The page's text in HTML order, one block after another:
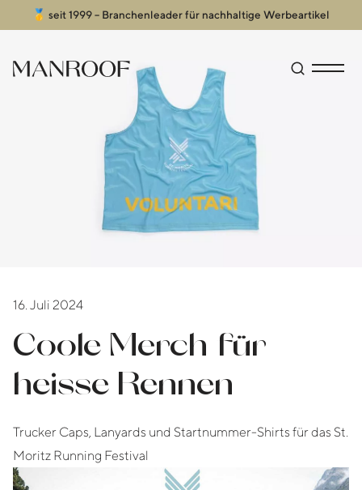
🥇 seit 1999 – Branchenleader für nachhaltige Werbeartikel
Header
Manroof GmbH Suche
16. Juli 2024
Coole Merch für
heisse Rennen
Trucker Caps, Lanyards und Startnummer-Shirts für das St.
Moritz Running Festival